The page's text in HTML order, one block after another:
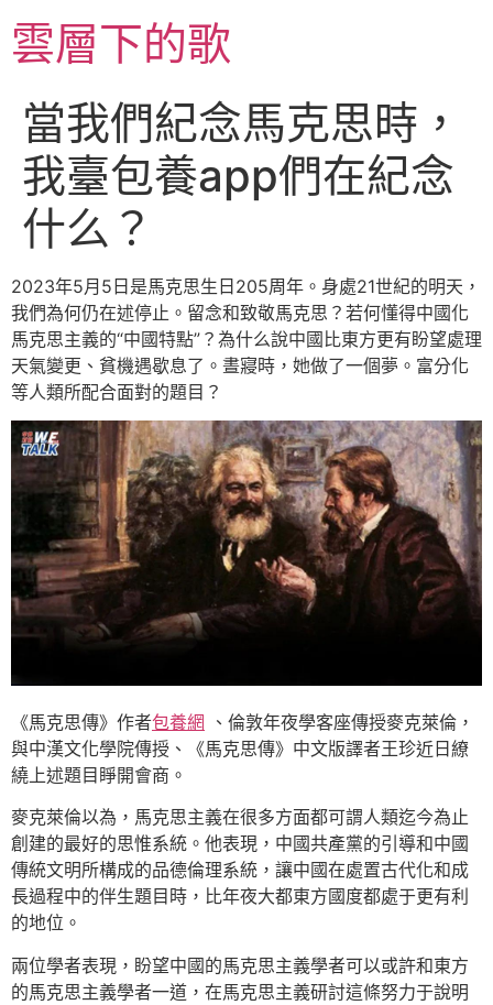
至雲層下的歌
當我們紀念馬克思時，
我臺包養app們在紀念
什么？
2023年5月5日是馬克思生日205周年。身處21世紀的明天，
我們為何仍在述停止。留念和致敬馬克思？若何懂得中國化
馬克思主義的“中國特點”？為什么說中國比東方更有盼望處理
天氣變更、貧機遇歇息了。晝寢時，她做了一個夢。富分化
等人類所配合面對的題目？
《馬克思傳》作者包養網 、倫敦年夜學客座傳授麥克萊倫，
與中漢文化學院傳授、《馬克思傳》中文版譯者王珍近日繚
繞上述題目睜開會商。
麥克萊倫以為，馬克思主義在很多方面都可謂人類迄今為止
創建的最好的思惟系統。他表現，中國共產黨的引導和中國
傳統文明所構成的品德倫理系統，讓中國在處置古代化和成
長過程中的伴生題目時，比年夜大都東方國度都處于更有利
的地位。
兩位學者表現，盼望中國的馬克思主義學者可以或許和東方
的馬克思主義學者一道，在馬克思主義研討這條努力于說明